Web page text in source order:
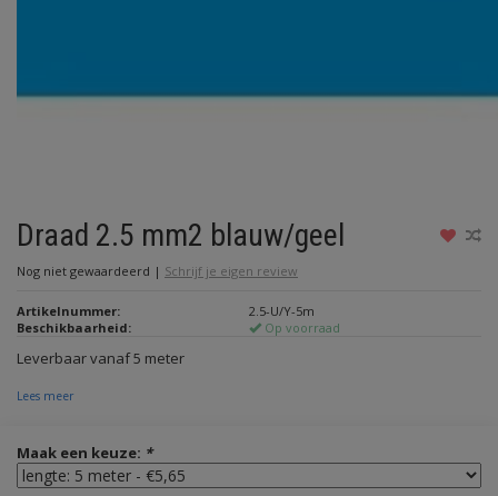
Draad 2.5 mm2 blauw/geel
Nog niet gewaardeerd | Schrijf je eigen review
Artikelnummer:
2.5-U/Y-5m
Beschikbaarheid:
Op voorraad
Leverbaar vanaf 5 meter
Lees meer
Maak een keuze: *